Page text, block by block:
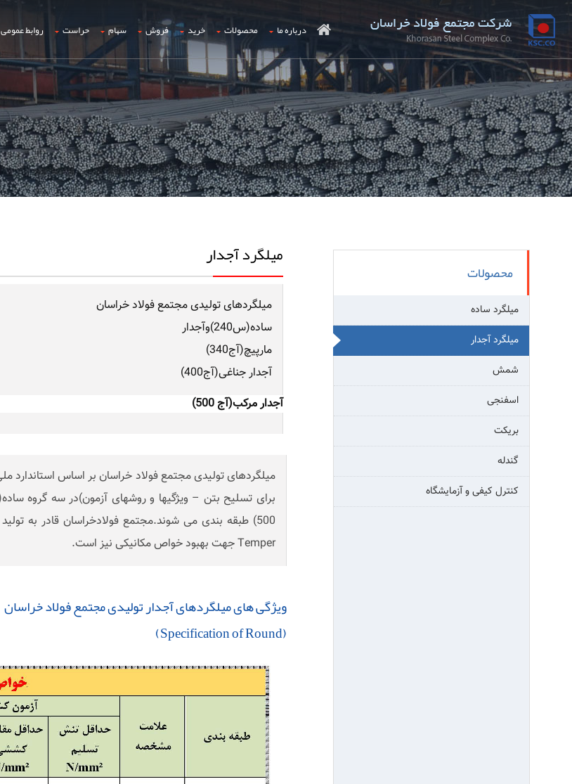
درباره ما محصولات خرید فروش سهام حراست روابط عمومی
محصولات
میلگرد ساده
میلگرد آجدار
شمش
اسفنجی
بریکت
گندله
کنترل کیفی و آزمایشگاه
میلگرد آجدار
میلگردهای تولیدی مجتمع فولاد خراسان
ساده(س240)وآجدار
مارپیچ(آج340)
آجدار جناغی(آج400)
آجدار مرکب(آج 500)
Temper جهت بهبود خواص مکانیکی نیز است.
ویژگی های میلگردهای آجدار تولیدی مجتمع فولاد خراسان
(Specification of Round)